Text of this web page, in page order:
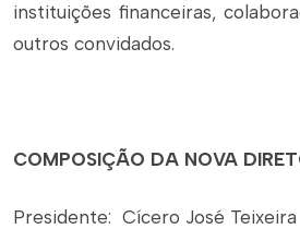
instituições financeiras,
outros convidados.
COMPOSIÇÃO DA NOVA
Presidente: Cícero José Teixeira